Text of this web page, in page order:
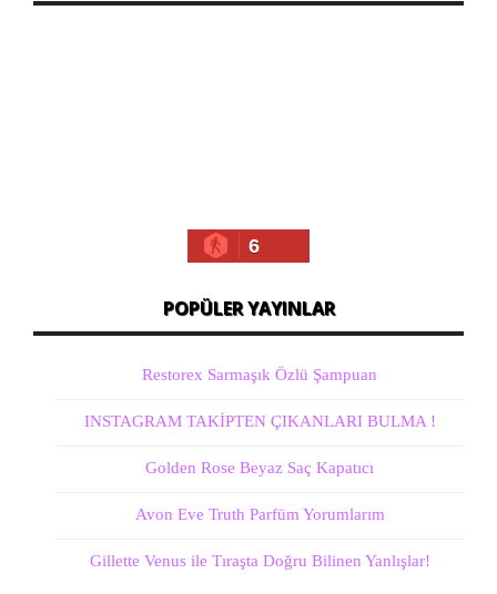
6
POPÜLER YAYINLAR
Restorex Sarmaşık Özlü Şampuan
INSTAGRAM TAKİPTEN ÇIKANLARI BULMA !
Golden Rose Beyaz Saç Kapatıcı
Avon Eve Truth Parfüm Yorumlarım
Gillette Venus ile Tıraşta Doğru Bilinen Yanlışlar!